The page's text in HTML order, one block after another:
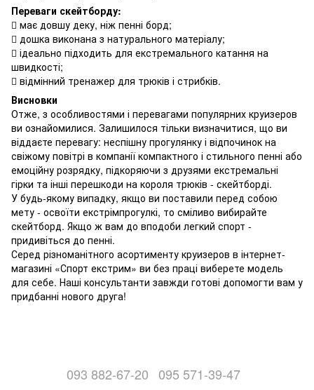
Переваги скейтборду:
 має довшу деку, ніж пенні борд;
 дошка виконана з натурального матеріалу;
 ідеально підходить для екстремального катання на
швидкості;
 відмінний тренажер для трюків і стрибків.
Висновки
Отже, з особливостями і перевагами популярних круизеров
ви ознайомилися. Залишилося тільки визначитися, що ви
віддаєте перевагу: неспішну прогулянку і відпочинок на
свіжому повітрі в компанії компактного і стильного пенні або
емоційну розрядку, підкоряючи з друзями екстремальні
гірки та інші перешкоди на короля трюків - скейтборді.
У будь-якому випадку, якщо ви поставили перед собою
мету - освоїти екстрімпрогулкі, то сміливо вибирайте
скейтборд. Якщо ж вам до вподоби легкий спорт -
придивіться до пенні.
Серед різноманітного асортименту круизеров в інтернет-
магазині «Спорт екстрим» ви без праці виберете модель
для себе. Наші консультанти завжди готові допомогти вам у
придбанні нового друга!
093 882-67-20 095 571-39-47